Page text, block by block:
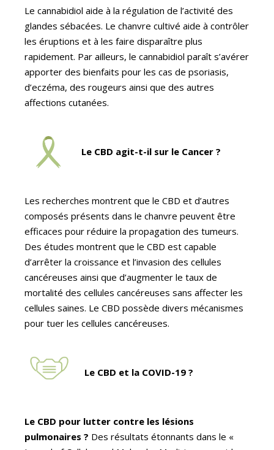
Le cannabidiol aide à la régulation de l’activité des
glandes sébacées. Le chanvre cultivé aide à contrôler
les éruptions et à les faire disparaître plus
rapidement. Par ailleurs, le cannabidiol paraît s’avérer
apporter des bienfaits pour les cas de psoriasis,
d’eczéma, des rougeurs ainsi que des autres
affections cutanées.
Le CBD agit-t-il sur le Cancer ?
Les recherches montrent que le CBD et d’autres
composés présents dans le chanvre peuvent être
efficaces pour réduire la propagation des tumeurs.
Des études montrent que le CBD est capable
d’arrêter la croissance et l’invasion des cellules
cancéreuses ainsi que d’augmenter le taux de
mortalité des cellules cancéreuses sans affecter les
cellules saines. Le CBD possède divers mécanismes
pour tuer les cellules cancéreuses.
Le CBD et la COVID-19 ?
Le CBD pour lutter contre les lésions
pulmonaires ? Des résultats étonnants dans le «